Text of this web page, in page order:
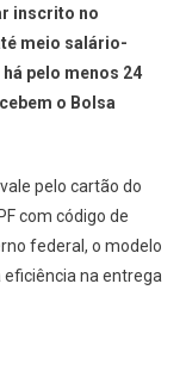
inscrito no
meio salário-
pelo menos 24
o Bolsa
pelo cartão do
com código de
federal, o modelo
na entrega